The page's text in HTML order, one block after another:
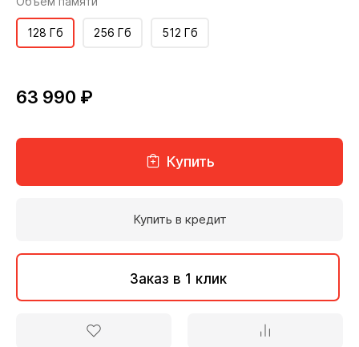
128 Гб 256 Гб 512 Гб
63 990 ₽
Купить
Купить в кредит
Заказ в 1 клик